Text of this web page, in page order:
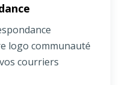
logo communauté
courriers